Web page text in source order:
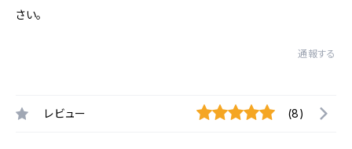
さい。
通報する
レビュー (8)